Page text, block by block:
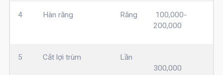
4 Hàn răng Răng
100,000-
200,000
5 Cắt lợi trùm
Lần
300,000